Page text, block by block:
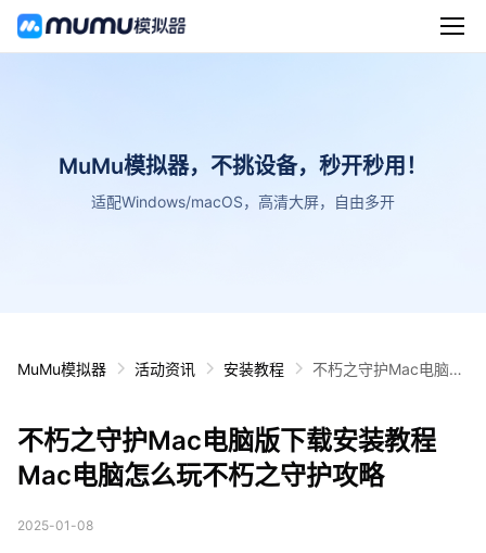
MuMu模拟器，不挑设备，秒开秒用！
适配Windows/macOS，高清大屏，自由多开
MuMu模拟器 活动资讯 安装教程
不朽之守护Mac电脑版
不朽之守护Mac电脑版下载安装教程
Mac电脑怎么玩不朽之守护攻略
2025-01-08